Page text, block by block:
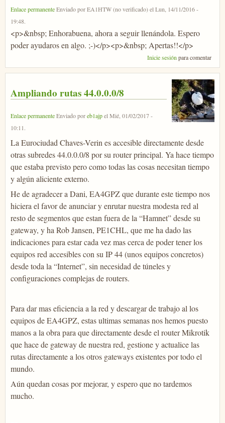
Enlace permanenteEnviado porEA1HTW (no verificado)elLun, 14/11/2016 -
19:48.
<p>&nbsp; Enhorabuena, ahora a seguir llenándola. Espero
poder ayudaros en algo. ;-)</p><p>&nbsp; Apertas!!</p>
Inicie sesiónpara comentar
Ampliando rutas 44.0.0.0/8
Enlace permanenteEnviado poreb1ajpelMié, 01/02/2017 -
10:11.
La Eurociudad Chaves-Verin es accesible directamente desde
otras subredes 44.0.0.0/8 por su router principal. Ya hace tiempo
que estaba previsto pero como todas las cosas necesitan tiempo
y algún aliciente externo.
He de agradecer a Dani, EA4GPZ que durante este tiempo nos
hiciera el favor de anunciar y enrutar nuestra modesta red al
resto de segmentos que estan fuera de la “Hamnet” desde su
gateway, y ha Rob Jansen, PE1CHL, que me ha dado las
indicaciones para estar cada vez mas cerca de poder tener los
equipos red accesibles con su IP 44 (unos equipos concretos)
desde toda la “Internet”, sin necesidad de túneles y
configuraciones complejas de routers.
Para dar mas eficiencia a la red y descargar de trabajo al los
equipos de EA4GPZ, estas ultimas semanas nos hemos puesto
manos a la obra para que directamente desde el router Mikrotik
que hace de gateway de nuestra red, gestione y actualice las
rutas directamente a los otros gateways existentes por todo el
mundo.
Aún quedan cosas por mejorar, y espero que no tardemos
mucho.